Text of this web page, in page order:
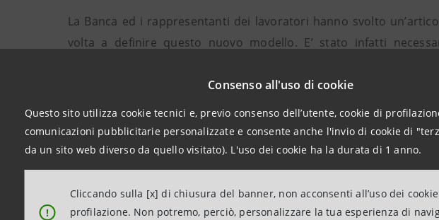
Consenso all'uso di cookie
Questo sito utilizza cookie tecnici e, previo consenso dell’utente, cookie di
comunicazioni pubblicitarie personalizzate e consente anche l'invio di cookie di
da un sito web diverso da quello visitato). L'uso dei cookie ha la durata di 1 anno.
!
Cliccando sulla [x] di chiusura del banner, non acconsenti all’uso dei
profilazione. Non potremo, perciò, personalizzare la tua esperienza di
La Banca ed i rappresentanti dei lavoratori hanno svolto
volta a definire questo nuovo modello. E’ stato infatti
tra colleghi per garantire al cliente la presenza di una figura di
prolungati, oltre che potenziare il servizio di accoglienza e di
“Vogliamo rappresentare un esempio di qualità ed efficacia del
Per questo le nostre filiali saranno aperte anche nelle fasce
alle piccole o grandi scelte finanziarie importanti per il loro
vorranno esaminare con i nostri gestori le migliori scelte di